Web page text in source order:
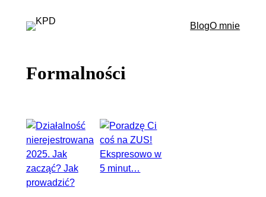
BlogO mnie
Formalności